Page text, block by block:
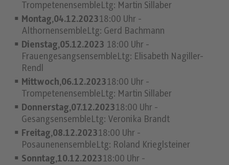
TrompetenensembleLtg: Martin Sillaber
Montag,04.12.202318:00 Uhr -
AlthornensembleLtg: Gerd Bachmann
Dienstag,05.12.2023 18:00 Uhr -
FrauengesangsensembleLtg: Elisabeth Nagiller-
Rendl
Mittwoch,06.12.202318:00 Uhr -
TrompetenensembleLtg: Martin Sillaber
Donnerstag,07.12.202318:00 Uhr -
GesangsensembleLtg: Veronika Brandt
Freitag,08.12.202318:00 Uhr -
PosaunenensembleLtg: Roland Krieglsteiner
Sonntag,10.12.202318:00 Uhr -